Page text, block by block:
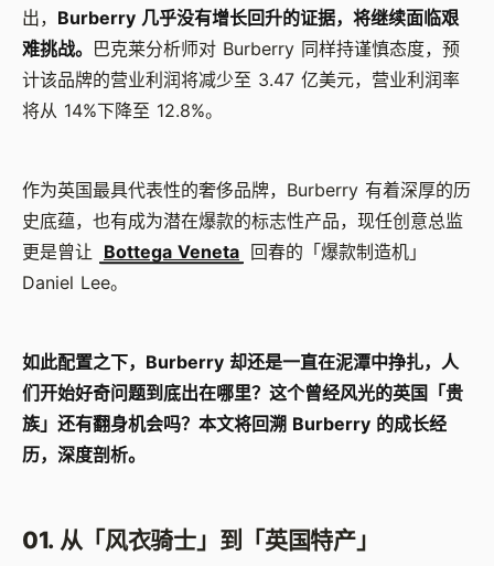
出， Burberry 几乎没有增长回升的证据，将继续面临艰
难挑战。 巴克莱分析师对 Burberry 同样持谨慎态度，预
计该品牌的营业利润将减少至 3.47 亿美元，营业利润率
将从 14%下降至 12.8%。
作为英国最具代表性的奢侈品牌，Burberry 有着深厚的历
史底蕴，也有成为潜在爆款的标志性产品，现任创意总监
更是曾让 Bottega Veneta 回春的「爆款制造机」
Daniel Lee。
如此配置之下，Burberry 却还是一直在泥潭中挣扎，人
们开始好奇问题到底出在哪里？这个曾经风光的英国「贵
族」还有翻身机会吗？本文将回溯 Burberry 的成长经
历，深度剖析。
01. 从「风衣骑士」到「英国特产」